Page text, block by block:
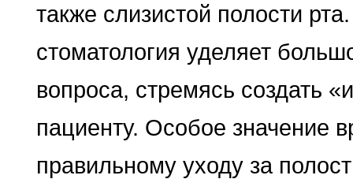
также слизистой полости
стоматология уделяет
вопроса, стремясь создать
пациенту. Особое значение
правильному уходу за